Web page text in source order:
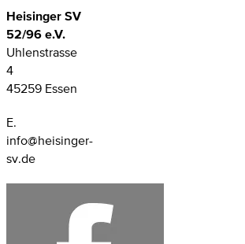
Heisinger SV
52/96 e.V.
Uhlenstrasse
4
45259 Essen
E.
info@heisinger-
sv.de